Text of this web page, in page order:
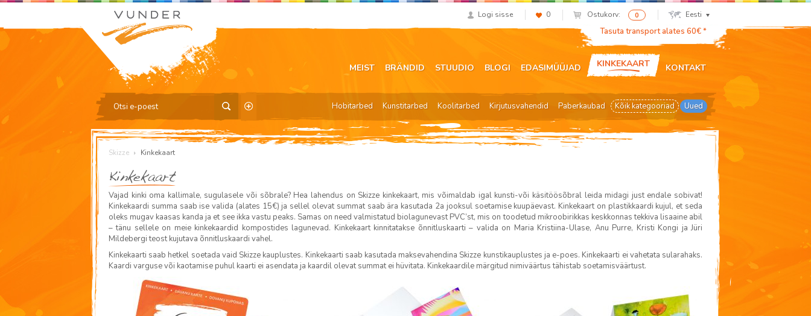
Logi sisse 0 Ostukorv: 0 Eesti
Tasuta transport alates 60€ *
MEIST BRÄNDID STUUDIO BLOGI EDASIMÜÜJAD KINKEKAART KONTAKT
Hobitarbed Kunstitarbed Koolitarbed Kirjutusvahendid Paberkaubad Kõik kategooriad Uued
Skizze Kinkekaart
Kinkekaart
Vajad kinki oma kallimale, sugulasele või sõbrale? Hea lahendus on Skizze kinkekaart, mis võimaldab igal kunsti-või käsitöösõbral leida midagi just endale sobivat!
Kinkekaardi summa saab ise valida (alates 15€) ja sellel olevat summat saab ära kasutada 2a jooksul soetamise kuupäevast. Kinkekaart on plastikkaardi kujul, et seda
oleks mugav kaasas kanda ja et see ikka vastu peaks. Samas on need valmistatud biolagunevast PVC’st, mis on toodetud mikroobirikkas keskkonnas tekkiva lisaaine abil
– tänu sellele on meie kinkekaardid kompostides lagunevad. Kinkekaart kinnitatakse õnnitluskaarti – valida on Maria Kristiina-Ulase, Anu Purre, Kristi Kongi ja Jüri
Mildebergi teost kujutava õnnitluskaardi vahel.
Kinkekaarti saab hetkel soetada vaid Skizze kauplustes. Kinkekaarti saab kasutada maksevahendina Skizze kunstikauplustes ja e-poes. Kinkekaarti ei vahetata sularahaks.
Kaardi varguse või kaotamise puhul kaarti ei asendata ja kaardil olevat summat ei hüvitata. Kinkekaardile märgitud nimiväärtus tähistab soetamisväärtust.